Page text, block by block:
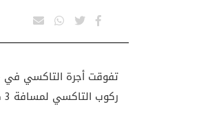
ركوب التاكسي لمسافة 3 كيلومترات في المدينة السويسرية 17.40 فرنكا أي ما يعادل نحو 19.17 دولارا.